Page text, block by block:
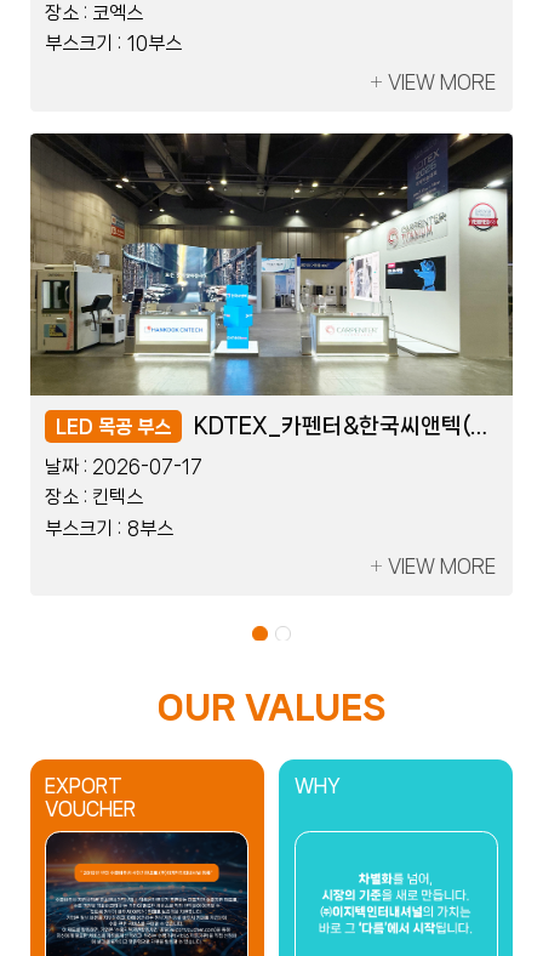
장소 : 킨텍스
부스크기 : 2부스
VIEW MORE
LED 블럭 부스 레이저코리아_세움트로닉스
날짜 : 2026-07-08
장소 : 킨텍스
부스크기 : 2부스
VIEW MORE
장소 : 코엑스
부스크기 : 10부스
VIEW MORE
LED 목공 부스
날짜 : 2026-07-17
장소 : 킨텍스
부스크기 : 8부스
VIEW MORE
장소 : 킨텍스
부스크기 : 2부스
VIEW MORE
LED 블럭 부스 레이저코리아_세움트로닉스
날짜 : 2026-07-08
장소 : 킨텍스
부스크기 : 2부스
VIEW MORE
장소 : 코엑스
부스크기 : 10부스
VIEW MORE
LED 목공 부스
날짜 : 2026-07-17
장소 : 킨텍스
부스크기 : 8부스
VIEW MORE
OUR VALUES
EXPORT
VOUCHER
WHY